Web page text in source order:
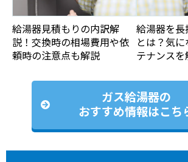
給湯器見積もりの内訳解
説！交換時の相場費用や依
頼時の注意点も解説
給湯器を長
とは？気
テナンスを
ガス給湯器の
おすすめ情報はこち